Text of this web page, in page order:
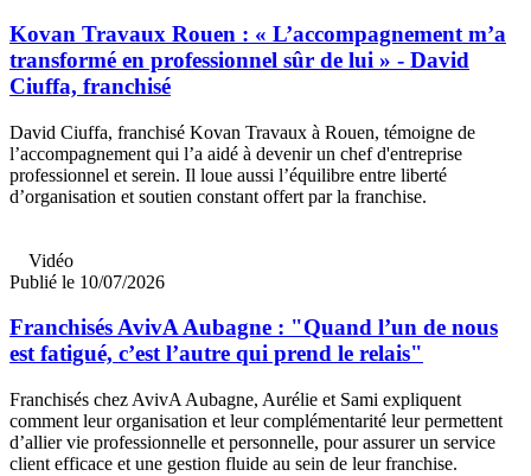
Kovan Travaux Rouen : « L’accompagnement m’a
transformé en professionnel sûr de lui » - David
Ciuffa, franchisé
David Ciuffa, franchisé Kovan Travaux à Rouen, témoigne de
l’accompagnement qui l’a aidé à devenir un chef d'entreprise
professionnel et serein. Il loue aussi l’équilibre entre liberté
d’organisation et soutien constant offert par la franchise.
Vidéo
Publié le 10/07/2026
Franchisés AvivA Aubagne : "Quand l’un de nous
est fatigué, c’est l’autre qui prend le relais"
Franchisés chez AvivA Aubagne, Aurélie et Sami expliquent
comment leur organisation et leur complémentarité leur permettent
d’allier vie professionnelle et personnelle, pour assurer un service
client efficace et une gestion fluide au sein de leur franchise.